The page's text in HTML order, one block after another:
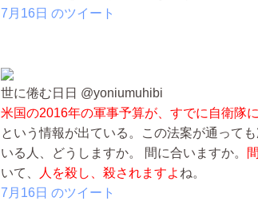
7月16日 のツイート
世に倦む日日 ‏@yoniumuhibi
米国の2016年の軍事予算が、すでに自衛隊
という情報が出ている。この法案が通って
いる人、どうしますか。 間に合いますか。
いて、
人を殺し、殺されますよ ね。
7月16日 のツイート